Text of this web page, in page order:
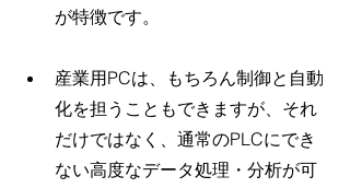
が特徴です。
産業用PCは、もちろん制御と自動
化を担うこともできますが、それ
だけではなく、通常のPLCにでき
ない高度なデータ処理・分析が可